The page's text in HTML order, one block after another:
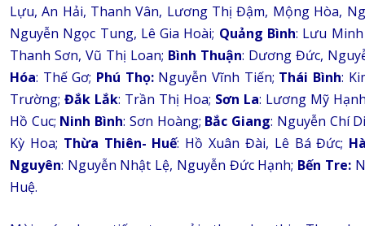
Lựu, An Hải, Thanh Vân, Lương Thị Đậm, Mộng Hòa,
Nguyễn Ngọc Tung, Lê Gia Hoài; Quảng Bình: Lưu
Thanh Sơn, Vũ Thị Loan; Bình Thuận: Dương Đức,
Hóa: Thế Gơ; Phú Thọ:Nguyễn Vĩnh Tiến; Thái Bình:
Trường; Đắk Lắk: Trần Thị Hoa; Sơn La: Lương Mỹ
Hồ Cuc; Ninh Bình: Sơn Hoàng; Bắc Giang: Nguyễn Chí
Kỳ Hoa; Thừa Thiên- Huế: Hồ Xuân Đài, Lê Bá Đức;
Nguyên: Nguyễn Nhật Lệ, Nguyễn Đức Hạnh; Bến Tre:
Huệ.